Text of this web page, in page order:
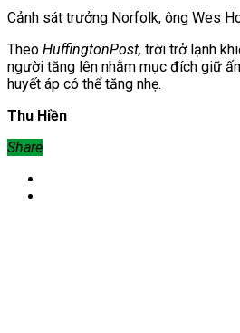
Cảnh sát trưởng Norfolk, ông Wes
Theo HuffingtonPost, trời trở lạnh
người tăng lên nhằm mục đích giữ
huyết áp có thể tăng nhẹ.
Thu Hiền
Share